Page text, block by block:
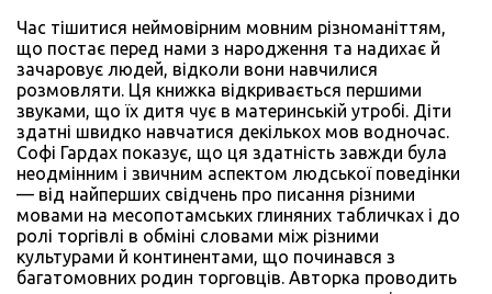
Час тішитися неймовірним мовним різноманіттям,
що постає перед нами з народження та надихає й
зачаровує людей, відколи вони навчилися
розмовляти. Ця книжка відкривається першими
звуками, що їх дитя чує в материнській утробі. Діти
здатні швидко навчатися декількох мов водночас.
Софі Гардах показує, що ця здатність завжди була
неодмінним і звичним аспектом людської поведінки
— від найперших свідчень про писання різними
мовами на месопотамських глиняних табличках і до
ролі торгівлі в обміні словами між різними
культурами й континентами, що починався з
багатомовних родин торговців. Авторка проводить